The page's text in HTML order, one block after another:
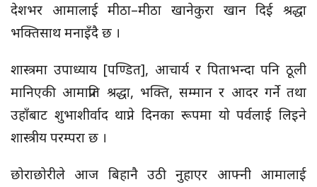
देशभर आमालाई मीठा–मीठा खानेकुरा खान दिई श्रद्धा
भक्तिसाथ मनाइँदै छ ।
शास्त्रमा उपाध्याय [पण्डित], आचार्य र पिताभन्दा पनि ठूली
मानिएकी आमाप्रति श्रद्धा, भक्ति, सम्मान र आदर गर्ने तथा
उहाँबाट शुभाशीर्वाद थाप्ने दिनका रूपमा यो पर्वलाई लिइने
शास्त्रीय परम्परा छ ।
छोराछोरीले आज बिहानै उठी नुहाएर आफ्नी आमालाई